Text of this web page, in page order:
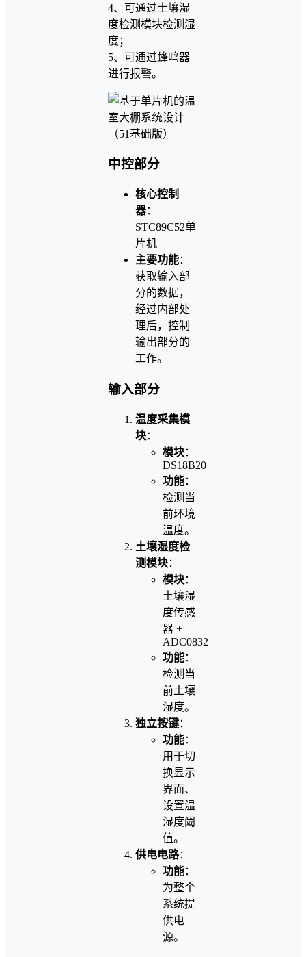
4、可通过土壤湿
度检测模块检测湿
度；
5、可通过蜂鸣器
进行报警。
中控部分
核心控制
器：
STC89C52单
片机
主要功能：
获取输入部
分的数据，
经过内部处
理后，控制
输出部分的
工作。
输入部分
温度采集模
块：
模块：
DS18B20
功能：
检测当
前环境
温度。
土壤湿度检
测模块：
模块：
土壤湿
度传感
器 +
ADC0832
功能：
检测当
前土壤
湿度。
独立按键：
功能：
用于切
换显示
界面、
设置温
湿度阈
值。
供电电路：
功能：
为整个
系统提
供电
源。